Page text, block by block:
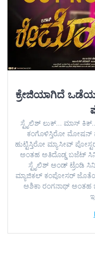
ಕ್ರೇಜಿಯಾಗಿದೆ
ಸ್ಟೈಲಿಶ್ ಲುಕ್… ಮಾಸ್ ಕಿಕ್…
ಕಂಗೊಳಿಸ್ತಿರೋ ಮೋಷನ್
ಹುಟ್ಟಿಸ್ತಿರೋ ಮ್ಯಾಸೀವ್
ಅಂತಹ ಅತಿದೊಡ್ಡ ಬಜೆಟ್
ಸ್ಟೈಲಿಶ್ ಅಂಡ್ ಟ್ರೆಂಡಿ
ಮ್ಯಾಜಿಕಲ್ ಕಂಪೋಸರ್
ಅಶಿಕಾ ರಂಗನಾಥ್